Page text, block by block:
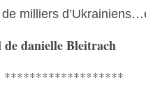
milliers
de danielle Bleitrach
*******************